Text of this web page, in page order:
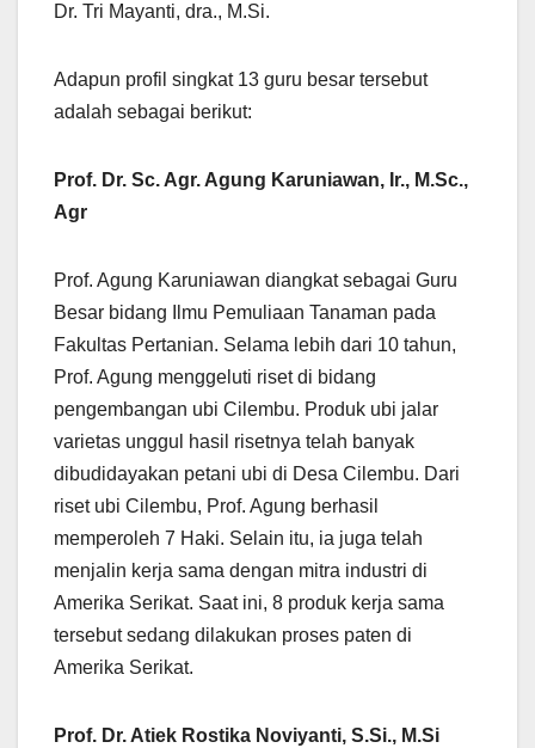
Dr. Tri Mayanti, dra., M.Si.
Adapun profil singkat 13 guru besar tersebut
adalah sebagai berikut:
Prof. Dr. Sc. Agr. Agung Karuniawan, Ir., M.Sc.,
Agr
Prof. Agung Karuniawan diangkat sebagai Guru
Besar bidang Ilmu Pemuliaan Tanaman pada
Fakultas Pertanian. Selama lebih dari 10 tahun,
Prof. Agung menggeluti riset di bidang
pengembangan ubi Cilembu. Produk ubi jalar
varietas unggul hasil risetnya telah banyak
dibudidayakan petani ubi di Desa Cilembu. Dari
riset ubi Cilembu, Prof. Agung berhasil
memperoleh 7 Haki. Selain itu, ia juga telah
menjalin kerja sama dengan mitra industri di
Amerika Serikat. Saat ini, 8 produk kerja sama
tersebut sedang dilakukan proses paten di
Amerika Serikat.
Prof. Dr. Atiek Rostika Noviyanti, S.Si., M.Si